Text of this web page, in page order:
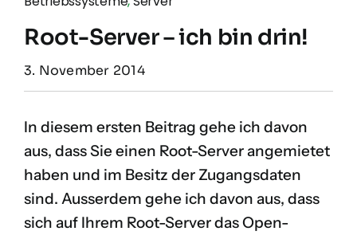
Root-Server – ich bin drin!
3. November 2014
In diesem ersten Beitrag gehe ich davon
aus, dass Sie einen Root-Server angemietet
haben und im Besitz der Zugangsdaten
sind. Ausserdem gehe ich davon aus, dass
sich auf Ihrem Root-Server das Open-